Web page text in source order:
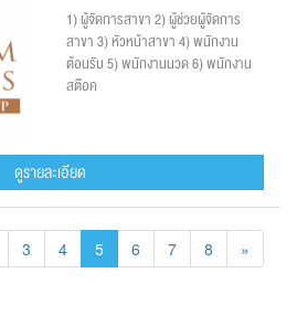
1) ผู้จัดการสาขา 2) ผู้ช่วยผู้จัดการ
สาขา 3) หัวหน้าสาขา 4) พนักงาน
ต้อนรับ 5) พนักงานนวด 6) พนักงาน
สต๊อค
ดูรายละเอียด
3 4 5 6 7 8 »